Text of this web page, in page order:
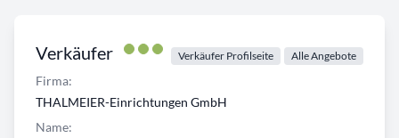
Verkäufer Verkäufer Profilseite Alle Angebote
Firma:
THALMEIER-Einrichtungen GmbH
Name: